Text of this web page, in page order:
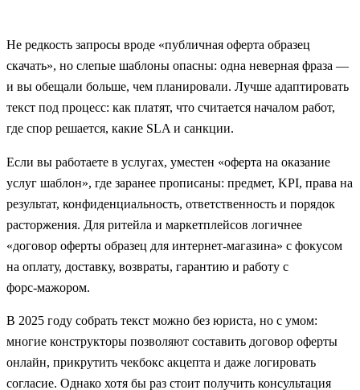
Не редкость запросы вроде «публичная оферта образец
скачать», но слепые шаблоны опасны: одна неверная фраза —
и вы обещали больше, чем планировали. Лучше адаптировать
текст под процесс: как платят, что считается началом работ,
где спор решается, какие SLA и санкции.
Если вы работаете в услугах, уместен «оферта на оказание
услуг шаблон», где заранее прописаны: предмет, KPI, права на
результат, конфиденциальность, ответственность и порядок
расторжения. Для ритейла и маркетплейсов логичнее
«договор оферты образец для интернет-магазина» с фокусом
на оплату, доставку, возвраты, гарантию и работу с
форс‑мажором.
В 2025 году собрать текст можно без юриста, но с умом:
многие конструкторы позволяют составить договор оферты
онлайн, прикрутить чекбокс акцепта и даже логировать
согласие. Однако хотя бы раз стоит получить консультация